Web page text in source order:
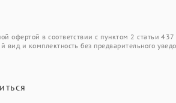
офертой в соответствии с пунктом 2 статьи
вид и комплектность без предварительного